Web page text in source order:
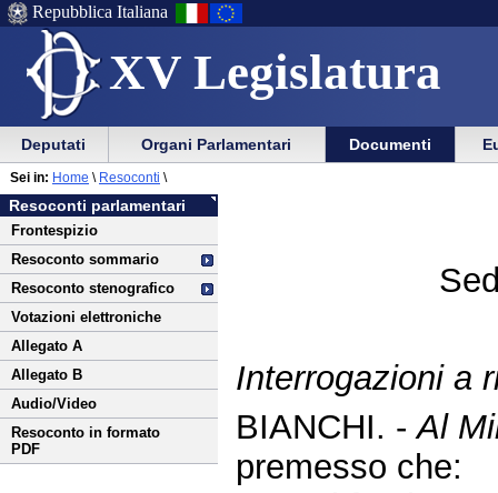
XV Legislatura
Menu
di
ausilio
alla
navigazione
Vai
Menu
di
navigazione
principale
Repubblica Italiana
Menu
di
navigazione
principale
Vai
menu
di
sezione
Deputati Organi Parlamentari Documenti
Vai
al
contenuto
Resoconti parlamentari
Frontespizio
Resoconto sommario
Resoconto stenografico
Votazioni elettroniche
Allegato A
Allegato B
Audio/Video
Resoconto in formato
PDF
Sei in: Home \ Resoconti \
Interrogazioni a
BIANCHI. -Al
premesso che: